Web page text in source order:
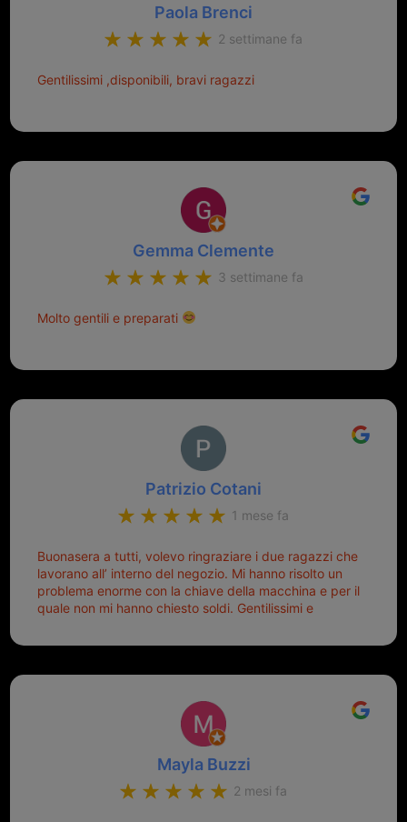
Paola Brenci
2 settimane fa
Gentilissimi ,disponibili, bravi ragazzi
Gemma Clemente
3 settimane fa
Molto gentili e preparati
Patrizio Cotani
1 mese fa
Buonasera a tutti, volevo ringraziare i due ragazzi che
lavorano all’ interno del negozio. Mi hanno risolto un
problema enorme con la chiave della macchina e per il
quale non mi hanno chiesto soldi. Gentilissimi e
Sicuramente tornerò qui per qualsiasi altro problema.
Mayla Buzzi
2 mesi fa